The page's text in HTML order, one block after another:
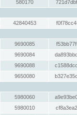
580170
42840453
9690085
9690084
9690088
9650080
5980060
5980010